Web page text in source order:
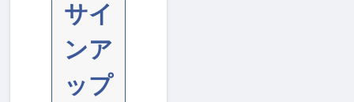
サイ
ンア
ップ